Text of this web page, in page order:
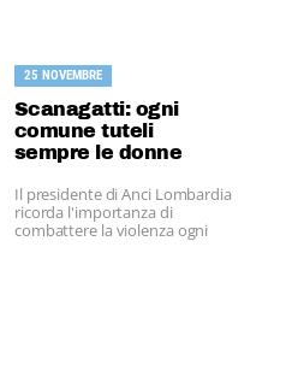
25 NOVEMBRE
Scanagatti: ogni
comune tuteli
sempre le donne
Il presidente di Anci Lombardia
ricorda l'importanza di
combattere la violenza ogni